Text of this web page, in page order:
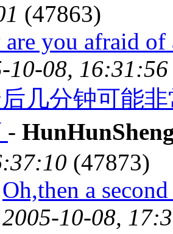
(47863)
you afraid of
10-08, 16:31:56
几分钟可能
-
(47873)
Oh,then a
2005-10-08,